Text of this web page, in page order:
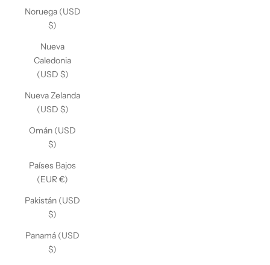
Noruega (USD
$)
Nueva
Caledonia
(USD $)
Nueva Zelanda
(USD $)
Omán (USD
$)
Países Bajos
(EUR €)
Pakistán (USD
$)
Panamá (USD
$)